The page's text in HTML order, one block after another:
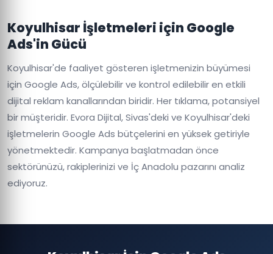
Koyulhisar İşletmeleri için Google
Ads'in Gücü
Koyulhisar'de faaliyet gösteren işletmenizin büyümesi
için Google Ads, ölçülebilir ve kontrol edilebilir en etkili
dijital reklam kanallarından biridir. Her tıklama, potansiyel
bir müşteridir. Evora Dijital, Sivas'deki ve Koyulhisar'deki
işletmelerin Google Ads bütçelerini en yüksek getiriyle
yönetmektedir. Kampanya başlatmadan önce
sektörünüzü, rakiplerinizi ve İç Anadolu pazarını analiz
ediyoruz.